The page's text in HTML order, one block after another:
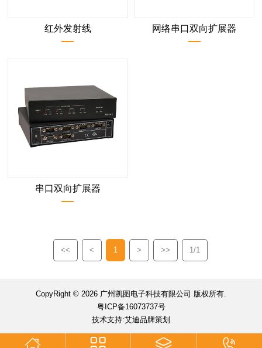
红外发射线 网络串口双向扩展器
串口双向扩展器
<< < 1 > >> 1/1
CopyRight © 2026 广州凯图电子科技有限公司 版权所有.
粤ICP备16073737号
技术支持:艾迪品牌策划